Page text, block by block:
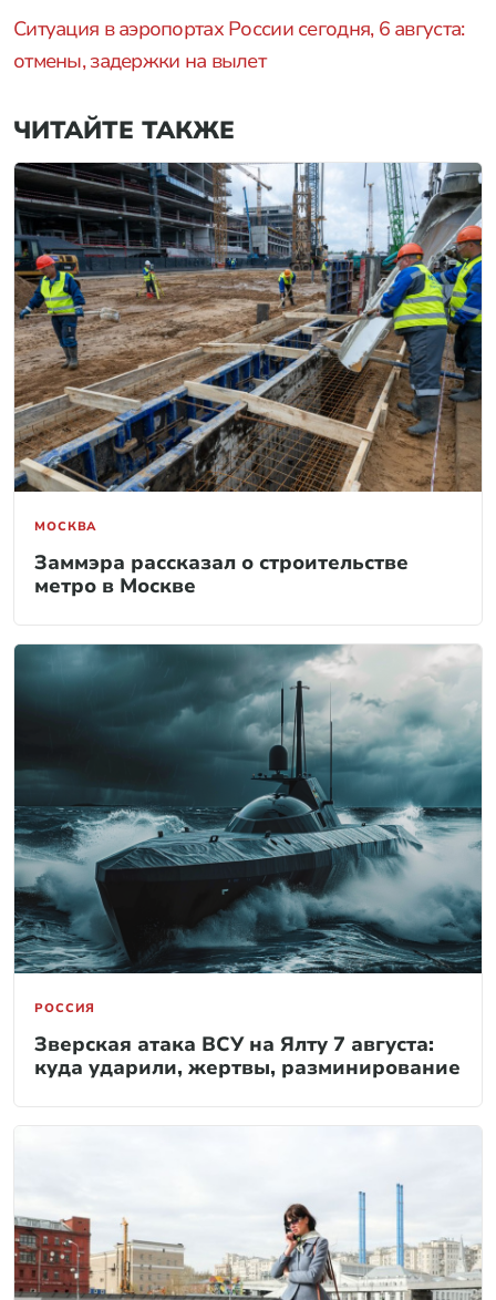
Ситуация в аэропортах России сегодня, 6 августа:
отмены, задержки на вылет
ЧИТАЙТЕ ТАКЖЕ
МОСКВА
Заммэра рассказал о строительстве
метро в Москве
РОССИЯ
Зверская атака ВСУ на Ялту 7 августа:
куда ударили, жертвы, разминирование